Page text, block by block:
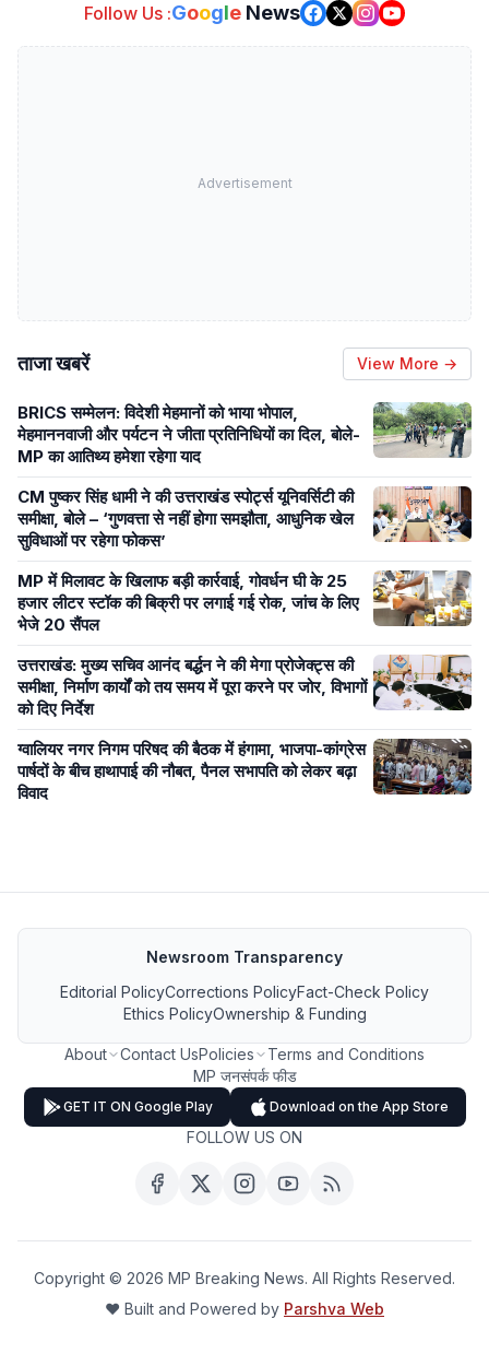
Follow Us :Google News
Advertisement
ताजा खबरें View More →
BRICS सम्मेलन: विदेशी मेहमानों को भाया भोपाल,
मेहमाननवाजी और पर्यटन ने जीता प्रतिनिधियों का दिल, बोले-
MP का आतिथ्य हमेशा रहेगा याद
CM पुष्कर सिंह धामी ने की उत्तराखंड स्पोर्ट्स यूनिवर्सिटी की
समीक्षा, बोले – ‘गुणवत्ता से नहीं होगा समझौता, आधुनिक खेल
सुविधाओं पर रहेगा फोकस’
MP में मिलावट के खिलाफ बड़ी कार्रवाई, गोवर्धन घी के 25
हजार लीटर स्टॉक की बिक्री पर लगाई गई रोक, जांच के लिए
भेजे 20 सैंपल
उत्तराखंड: मुख्य सचिव आनंद बर्द्धन ने की मेगा प्रोजेक्ट्स की
समीक्षा, निर्माण कार्यों को तय समय में पूरा करने पर जोर, विभागों
को दिए निर्देश
ग्वालियर नगर निगम परिषद की बैठक में हंगामा, भाजपा-कांग्रेस
पार्षदों के बीच हाथापाई की नौबत, पैनल सभापति को लेकर बढ़ा
विवाद
Newsroom Transparency
Editorial PolicyCorrections PolicyFact-Check Policy
Ethics PolicyOwnership & Funding
About Contact UsPolicies
Terms and Conditions
MP जनसंपर्क फीड
GET IT ON Google Play Download on the App Store
FOLLOW US ON
Copyright © 2026 MP Breaking News. All Rights Reserved.
❤️ Built and Powered by Parshva Web